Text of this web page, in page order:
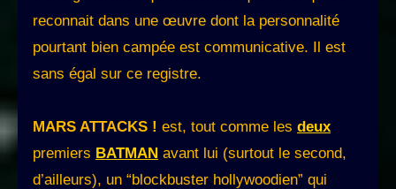
reconnait dans une œuvre dont la personnalité
pourtant bien campée est communicative. Il est
sans égal sur ce registre.
MARS ATTACKS ! est, tout comme les deux
premiers BATMAN avant lui (surtout le second,
d’ailleurs), un “blockbuster hollywoodien” qui